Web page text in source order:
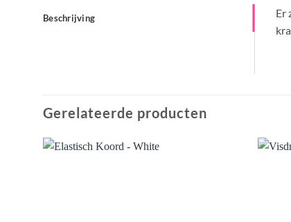
Beschrijving
Er
Gerelateerde producten